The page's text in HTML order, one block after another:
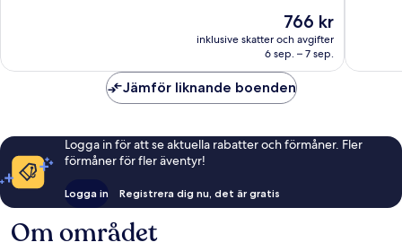
Priset
är
766 kr
766 kr
inklusive skatter och avgifter
6 sep. – 7 sep.
Jämför liknande boenden
Logga in för att se aktuella rabatter och förmåner. Fler
förmåner för fler äventyr!
Logga in Registrera dig nu, det är gratis
Om området